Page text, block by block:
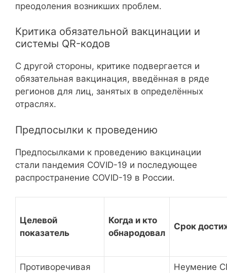
преодоления возникших проблем.
Критика обязательной вакцинации и
системы QR-кодов
С другой стороны, критике подвергается и
обязательная вакцинация, введённая в ряде
регионов для лиц, занятых в определённых
отраслях.
Предпосылки к проведению
Предпосылками к проведению вакцинации
стали пандемия COVID-19 и последующее
распространение COVID-19 в России.
Целевой
показатель
Когда и кто
обнародовал
Срок
Противоречивая
Неумение